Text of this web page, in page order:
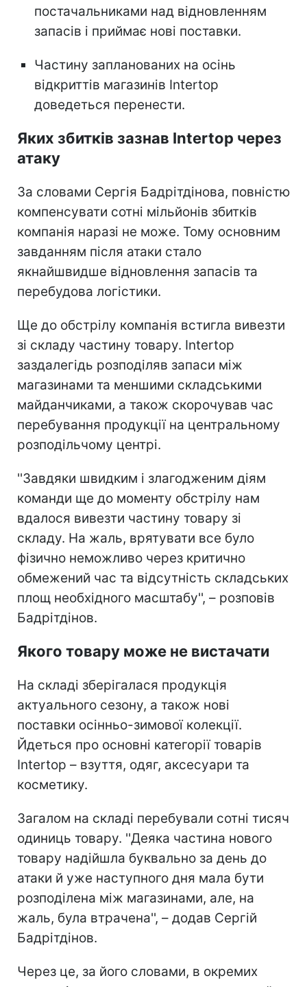
постачальниками над відновленням
запасів і приймає нові поставки.
Частину запланованих на осінь
відкриттів магазинів Intertop
доведеться перенести.
Яких збитків зазнав Intertop через
атаку
За словами Сергія Бадрітдінова, повністю
компенсувати сотні мільйонів збитків
компанія наразі не може. Тому основним
завданням після атаки стало
якнайшвидше відновлення запасів та
перебудова логістики.
Ще до обстрілу компанія встигла вивезти
зі складу частину товару. Intertop
заздалегідь розподіляв запаси між
магазинами та меншими складськими
майданчиками, а також скорочував час
перебування продукції на центральному
розподільчому центрі.
''Завдяки швидким і злагодженим діям
команди ще до моменту обстрілу нам
вдалося вивезти частину товару зі
складу. На жаль, врятувати все було
фізично неможливо через критично
обмежений час та відсутність складських
площ необхідного масштабу'', – розповів
Бадрітдінов.
Якого товару може не вистачати
На складі зберігалася продукція
актуального сезону, а також нові
поставки осінньо-зимової колекції.
Йдеться про основні категорії товарів
Intertop – взуття, одяг, аксесуари та
косметику.
Загалом на складі перебували сотні тисяч
одиниць товару. ''Деяка частина нового
товару надійшла буквально за день до
атаки й уже наступного дня мала бути
розподілена між магазинами, але, на
жаль, була втрачена'', – додав Сергій
Бадрітдінов.
Через це, за його словами, в окремих